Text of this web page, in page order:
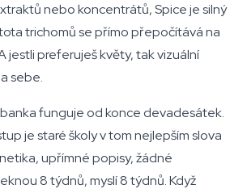
nebo koncentrátů, Spice je silný
trichomů se přímo přepočítává na
jestli preferuješ květy, tak vizuální
sebe.
funguje od konce devadesátek.
je staré školy v tom nejlepším slova
upřímné popisy, žádné
8 týdnů, myslí 8 týdnů. Když